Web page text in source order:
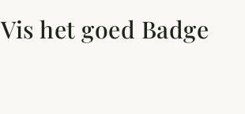
het goed Badge